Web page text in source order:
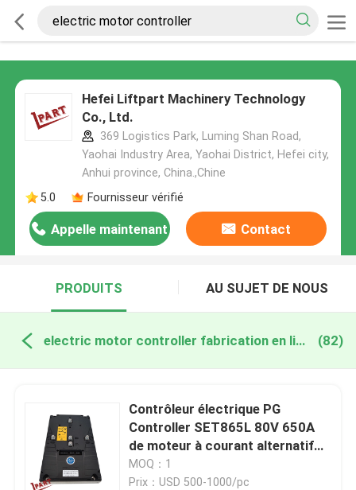
Hefei Liftpart Machinery Technology
Co., Ltd.
369 Logistics Park, Luming Shan Road,
Yaohai Industry Area, Yaohai District, Hefei city,
Anhui province, China.,Chine
5.0
Fournisseur vérifié
Appelle maintenant Contact
PRODUITS AU SUJET DE NOUS
electric motor controller fabrication en ligne (82)
Contrôleur électrique PG
Controller SET865L 80V 650A
de moteur à courant alternatif
de chariot élévateur
MOQ：1
Prix：USD 500-1000/pc